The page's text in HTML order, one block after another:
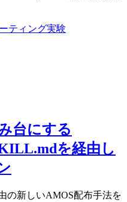
ティング実験
台にする
を経由し
の新しいAMOS配布手法を